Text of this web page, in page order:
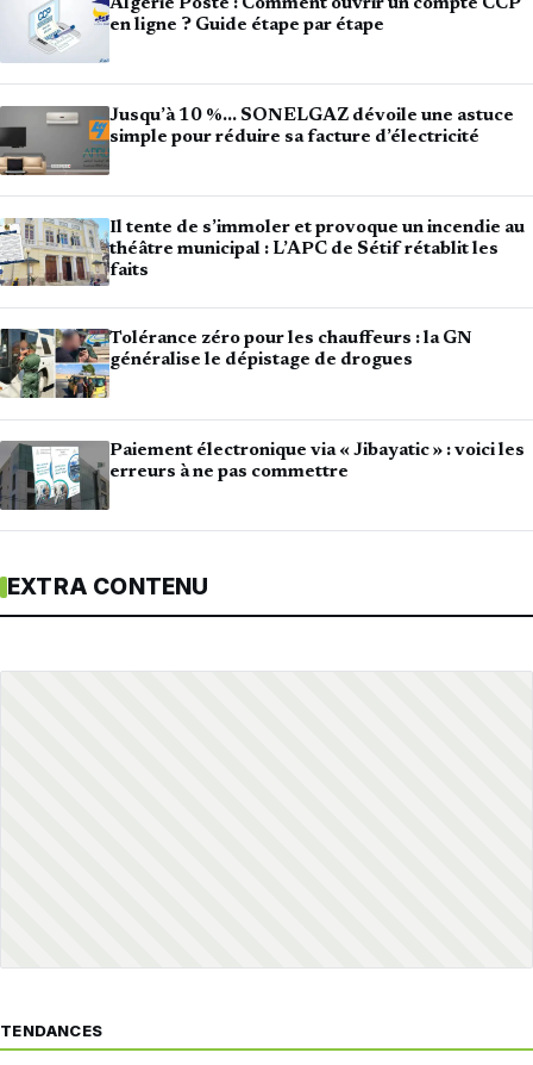
Algérie Poste : Comment ouvrir un compte CCP
en ligne ? Guide étape par étape
Jusqu’à 10 %… SONELGAZ dévoile une astuce
simple pour réduire sa facture d’électricité
Il tente de s’immoler et provoque un incendie au
théâtre municipal : L’APC de Sétif rétablit les
faits
Tolérance zéro pour les chauffeurs : la GN
généralise le dépistage de drogues
Paiement électronique via « Jibayatic » : voici les
erreurs à ne pas commettre
EXTRA CONTENU
TENDANCES